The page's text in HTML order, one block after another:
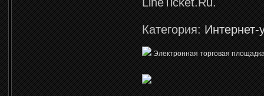
Категория:Интернет-
Электронная торговая